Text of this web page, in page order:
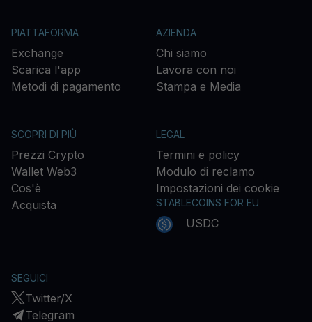
PIATTAFORMA
Exchange
Scarica l'app
Metodi di pagamento
AZIENDA
Chi siamo
Lavora con noi
Stampa e Media
SCOPRI DI PIÙ
Prezzi Crypto
Wallet Web3
Cos'è
Acquista
LEGAL
Termini e policy
Modulo di reclamo
Impostazioni dei cookie
STABLECOINS FOR EU
USDC
SEGUICI
Twitter/X
Telegram